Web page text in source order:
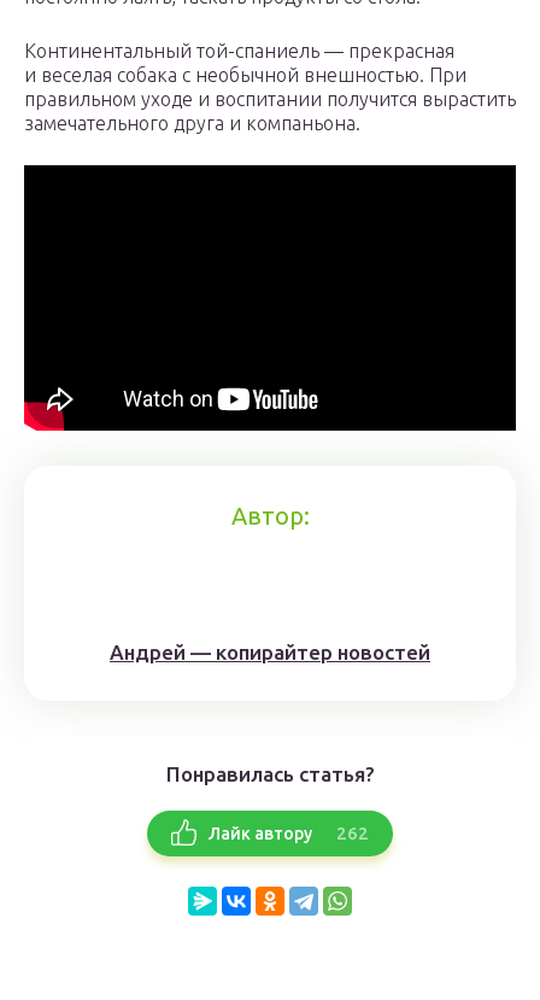
Континентальный той-спаниель — прекрасная
и веселая собака с необычной внешностью. При
правильном уходе и воспитании получится вырастить
замечательного друга и компаньона.
Автор:
Андрей — копирайтер новостей
Понравилась статья?
Лайк автору 262